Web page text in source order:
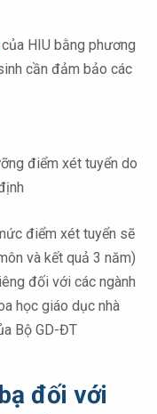
của HIU bằng phương
cần đảm bảo các
điểm xét tuyển do
điểm xét tuyển sẽ
và kết quả 3 năm)
đối với các ngành
học giáo dục nhà
Bộ GD-ĐT
đối với